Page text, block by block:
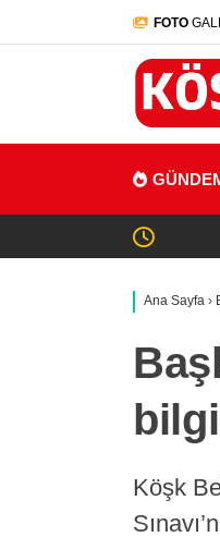
FOTO
Ana Sayfa ›
Köşk